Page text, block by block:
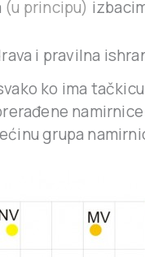
(u principu)
i pravilna
ko ima
namirnice
grupa